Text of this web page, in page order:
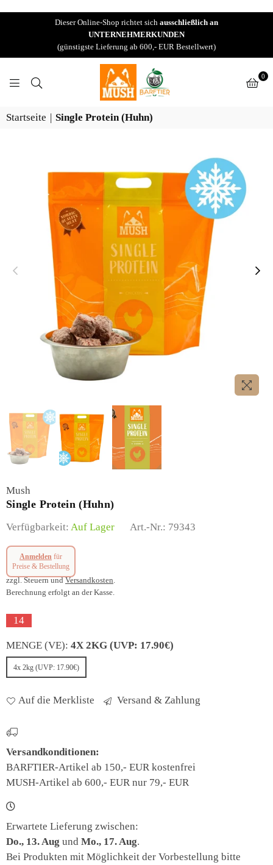
Dieser Online-Shop richtet sich ausschließlich an
UNTERNEHMERKUNDEN
(günstigste Lieferung ab 600,- EUR Bestellwert)
B2B
0
Startseite | Single Protein (Huhn)
Mush
Single Protein (Huhn)
Verfügbarkeit: Auf Lager Art.-Nr.: 79343
Normaler
Preis
Anmelden für
Preise & Bestellung
zzgl. Steuern und Versandkosten.
Berechnung erfolgt an der Kasse.
14
MENGE (VE): 4X 2KG (UVP: 17.90€)
4x 2kg (UVP: 17.90€)
Auf die Merkliste Versand & Zahlung
Versandkonditionen:
BARFTIER-Artikel ab 150,- EUR kostenfrei
MUSH-Artikel ab 600,- EUR nur 79,- EUR
Erwartete Lieferung zwischen:
Do., 13. Aug und Mo., 17. Aug.
Bei Produkten mit Möglichkeit der Vorbestellung bitte